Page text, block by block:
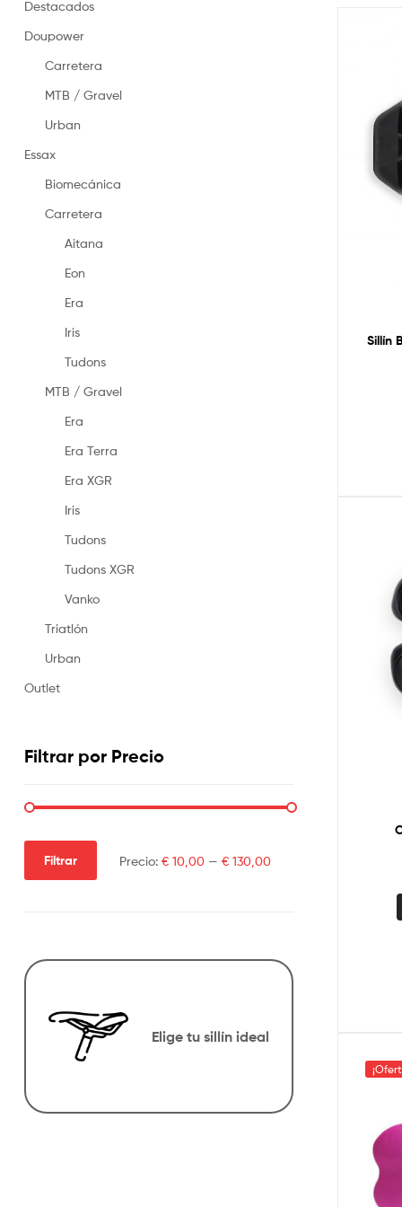
en
–
in
Spain
Sillín
Destacados
Doupower
Carretera
MTB / Gravel
Urban
Essax
Biomecánica
Carretera
Aitana
Eon
Era
Iris
Tudons
MTB / Gravel
Era
Era Terra
Era XGR
Iris
Tudons
Tudons XGR
Vanko
Triatlón
Urban
Outlet
Filtrar por Precio
Filtrar Precio: € 10,00— € 130,00
Elige tu sillín ideal